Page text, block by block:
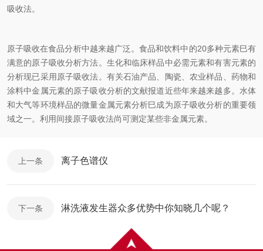
吸收法。
原子吸收在食品分析中越来越广泛。食品和饮料中的20多种元素巳有
满意的原子吸收分析方法。生化和临床样品中必需元素和有害元素的
分析现已采用原子吸收法。有关石油产品、陶瓷、农业样品、药物和
涂料中金属元素的原子吸收分析的文献报道近些年来越来越多。水体
和大气等环境样品的微量金属元素分析巳成为原子吸收分析的重要领
域之一。利用间接原子吸收法尚可测定某些非金属元素。
上一条 离子色谱仪
下一条 淋洗液发生器众多优势中你知晓几个呢？